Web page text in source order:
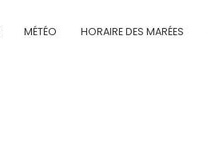
MÉTÉO HORAIRE DES MARÉES